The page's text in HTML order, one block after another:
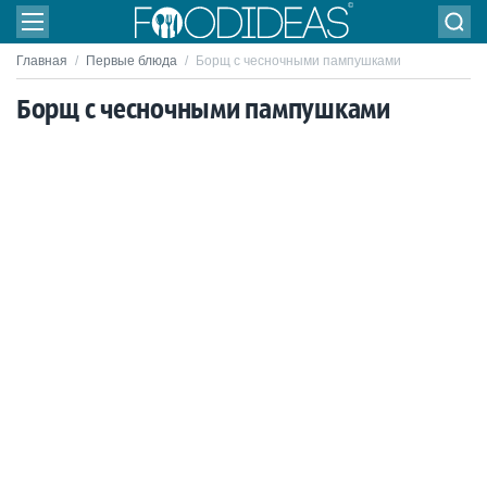
Главная / Первые блюда / Борщ с чесночными пампушками
Борщ с чесночными пампушками